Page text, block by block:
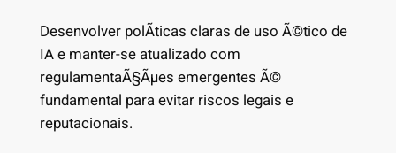
Desenvolver polÃ­ticas claras de uso Ã©tico de
IA e manter-se atualizado com
regulamentaÃ§Ãµes emergentes Ã©
fundamental para evitar riscos legais e
reputacionais.